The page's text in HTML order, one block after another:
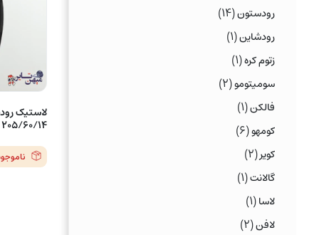
205/60/14 مدلCP661 – یک حلقه
رودستون(۱۴)
رودشاین(۱)
زتوم کره(۱)
سومیتومو(۲)
فالکن(۱)
کومهو(۶)
کویر(۲)
گالانت(۱)
لاسا(۱)
لافن(۲)